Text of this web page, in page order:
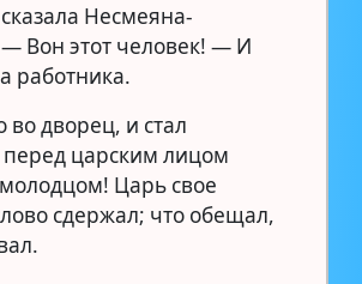
Несмеяна-
Вон этот человек! — И
работника.
во дворец, и стал
перед царским лицом
Царь свое
сдержал; что обещал,